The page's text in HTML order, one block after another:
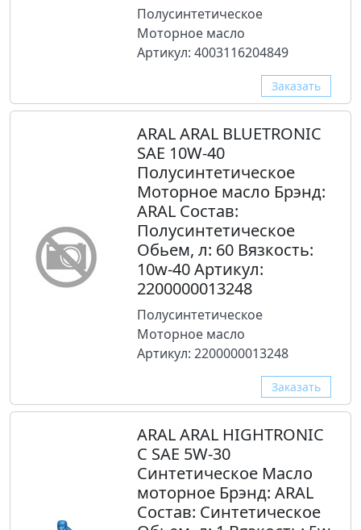
Полусинтетическое
Моторное масло
Артикул: 4003116204849
Заказать
ARAL ARAL BLUETRONIC
SAE 10W-40
Полусинтетическое
Моторное масло Брэнд:
ARAL Состав:
Полусинтетическое
Обьем, л: 60 Вязкость:
10w-40 Артикул:
2200000013248
Полусинтетическое
Моторное масло
Артикул: 2200000013248
Заказать
ARAL ARAL HIGHTRONIC
C SAE 5W-30
Синтетическое Масло
моторное Брэнд: ARAL
Состав: Синтетическое